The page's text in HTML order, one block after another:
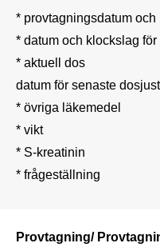
* provtagningsdatum och
* datum och klockslag
* aktuell dos
datum för senaste
* övriga läkemedel
* vikt
* S-kreatinin
* frågeställning
Provtagning/